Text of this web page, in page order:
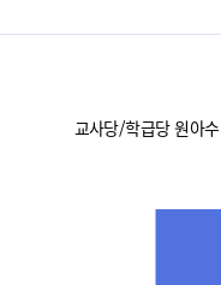
교사당/학급당 원아수